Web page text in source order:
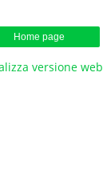
Home page
versione web